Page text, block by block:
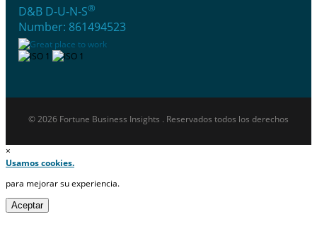
D&B D-U-N-S®
Number: 861494523
© 2026 Fortune Business Insights . Reservados todos los derechos
×
Usamos cookies.
para mejorar su experiencia.
Aceptar